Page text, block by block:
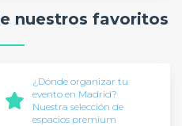
nuestros favoritos
¿Dónde organizar tu
evento en Madrid?
Nuestra selección de
espacios premium